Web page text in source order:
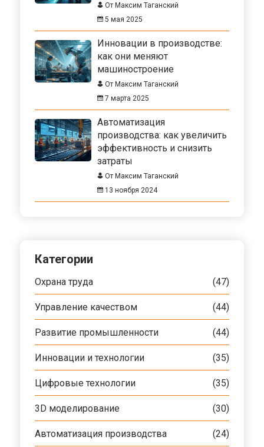
От Максим Таганский
5 мая 2025
Инновации в производстве:
как они меняют
машиностроение
От Максим Таганский
7 марта 2025
Автоматизация
производства: как увеличить
эффективность и снизить
затраты
От Максим Таганский
13 ноября 2024
Категории
Охрана труда (47)
Управление качеством (44)
Развитие промышленности (44)
Инновации и технологии (35)
Цифровые технологии (35)
3D моделирование (30)
Автоматизация производства (24)